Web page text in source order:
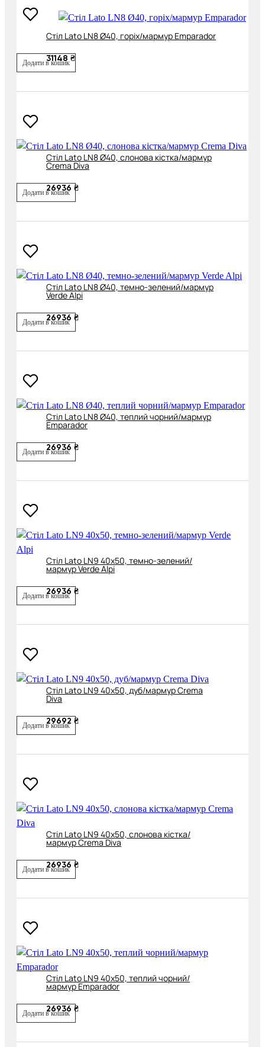
Cтіл Lato LN8 Ø40, горіх/мармур Emparador
31148 ₴
Додати в кошик
Cтіл Lato LN8 Ø40, слонова кістка/мармур
Crema Diva
26936 ₴
Додати в кошик
Cтіл Lato LN8 Ø40, темно-зелений/мармур
Verde Alpi
26936 ₴
Додати в кошик
Cтіл Lato LN8 Ø40, теплий чорний/мармур
Emparador
26936 ₴
Додати в кошик
Cтіл Lato LN9 40x50, темно-зелений/
мармур Verde Alpi
26936 ₴
Додати в кошик
Cтіл Lato LN9 40х50, дуб/мармур Crema
Diva
29692 ₴
Додати в кошик
Cтіл Lato LN9 40х50, слонова кістка/
мармур Crema Diva
26936 ₴
Додати в кошик
Cтіл Lato LN9 40х50, теплий чорний/
мармур Emparador
26936 ₴
Додати в кошик